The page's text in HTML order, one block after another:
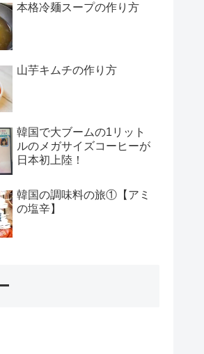
本格冷麺スープの作り方
山芋キムチの作り方
韓国で大ブームの1リット
ルのメガサイズコーヒーが
日本初上陸！
韓国の調味料の旅①【アミ
の塩辛】